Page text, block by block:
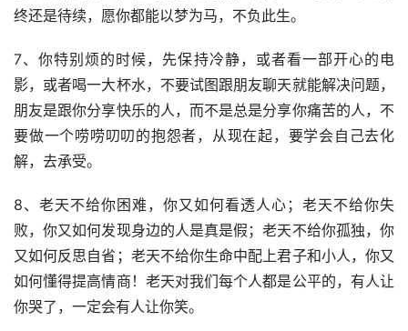
终还是待续，愿你都能以梦为马，不负此生。
7、你特别烦的时候，先保持冷静，或者看一部开心的电
影，或者喝一大杯水，不要试图跟朋友聊天就能解决问题，
朋友是跟你分享快乐的人，而不是总是分享你痛苦的人，不
要做一个唠唠叨叨的抱怨者，从现在起，要学会自己去化
解，去承受。
8、老天不给你困难，你又如何看透人心；老天不给你失
败，你又如何发现身边的人是真是假；老天不给你孤独，你
又如何反思自省；老天不给你生命中配上君子和小人，你又
如何懂得提高情商！老天对我们每个人都是公平的，有人让
你哭了，一定会有人让你笑。